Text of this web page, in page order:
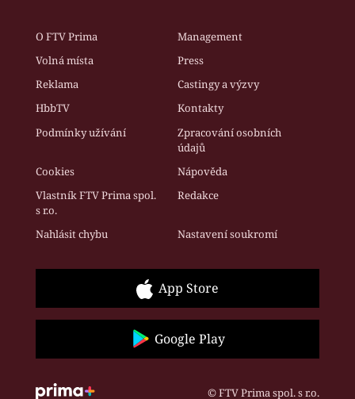
O FTV Prima
Management
Volná místa
Press
Reklama
Castingy a výzvy
HbbTV
Kontakty
Podmínky užívání
Zpracování osobních
údajů
Cookies
Nápověda
Vlastník FTV Prima spol.
s r.o.
Redakce
Nahlásit chybu Nastavení soukromí
App Store
Google Play
© FTV Prima spol. s r.o.